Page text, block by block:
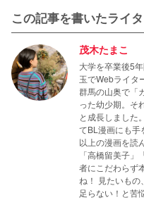
この記事を書いたライ
茂木たまこ
大学を卒業後5
玉でWebライタ
群馬の山奥で「
った幼少期。そ
と成長しました
てBL漫画にも手
以上の漫画を読
「高橋留美子
者にこだわらず
ね！ 見たいも
足らない！と苦